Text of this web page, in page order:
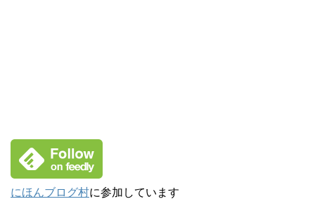
にほんブログ村に参加しています